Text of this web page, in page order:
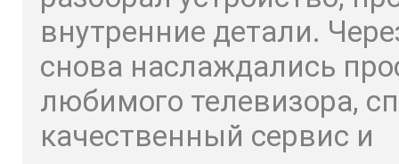
внутренние детали.
снова наслаждались
любимого телевизора,
качественный сервис и